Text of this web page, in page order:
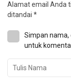
Alamat email Anda
ditandai *
Simpan nama,
untuk